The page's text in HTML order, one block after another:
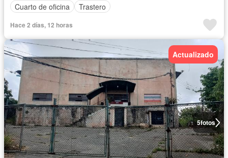
Cuarto de oficina
Trastero
Hace 2 días, 12 horas
5fotos
Actualizado